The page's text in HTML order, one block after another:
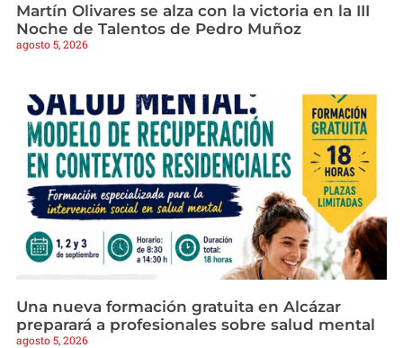
Martín Olivares se alza con la victoria en la III
Noche de Talentos de Pedro Muñoz
agosto 5, 2026
Una nueva formación gratuita en Alcázar
preparará a profesionales sobre salud mental
agosto 5, 2026